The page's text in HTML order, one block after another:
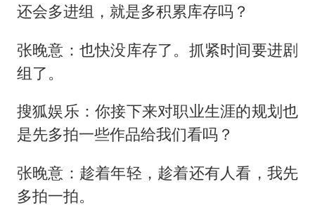
还会多进组，就是多积累库存吗？
张晚意：也快没库存了。抓紧时间要进剧
组了。
搜狐娱乐：你接下来对职业生涯的规划也
是先多拍一些作品给我们看吗？
张晚意：趁着年轻，趁着还有人看，我先
多拍一拍。